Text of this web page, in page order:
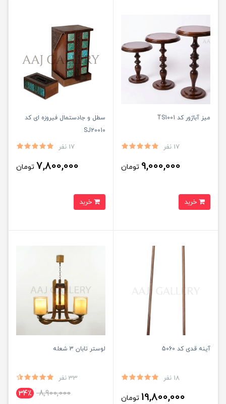
میز آباژور کد TS1001
17 نفر
9,000,000 تومان
سطل و جادستمال فیروزه ای کد
SJ20010
17 نفر
7,800,000 تومان
آینه قدی کد 5060
18 نفر
19,800,000 تومان
لوستر تابان 3 شعله
33 نفر
8,900,000 34٪